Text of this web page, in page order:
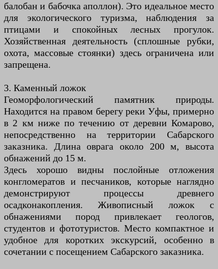
балобан и бабочка аполлон). Это идеальное место
для экологического туризма, наблюдения за
птицами и спокойных лесных прогулок.
Хозяйственная деятельность (сплошные рубки,
охота, массовые стоянки) здесь ограничена или
запрещена.
3. Каменный ложок
Геоморфологический памятник природы.
Находится на правом берегу реки Уфы, примерно
в 2 км ниже по течению от деревни Комарово,
непосредственно на территории Сабарского
заказника. Длина оврага около 200 м, высота
обнажений до 15 м.
Здесь хорошо видны послойные отложения
конгломератов и песчаников, которые наглядно
демонстрируют процессы древнего
осадконакопления. Живописный ложок с
обнажениями пород привлекает геологов,
студентов и фототуристов. Место компактное и
удобное для коротких экскурсий, особенно в
сочетании с посещением Сабарского заказника.